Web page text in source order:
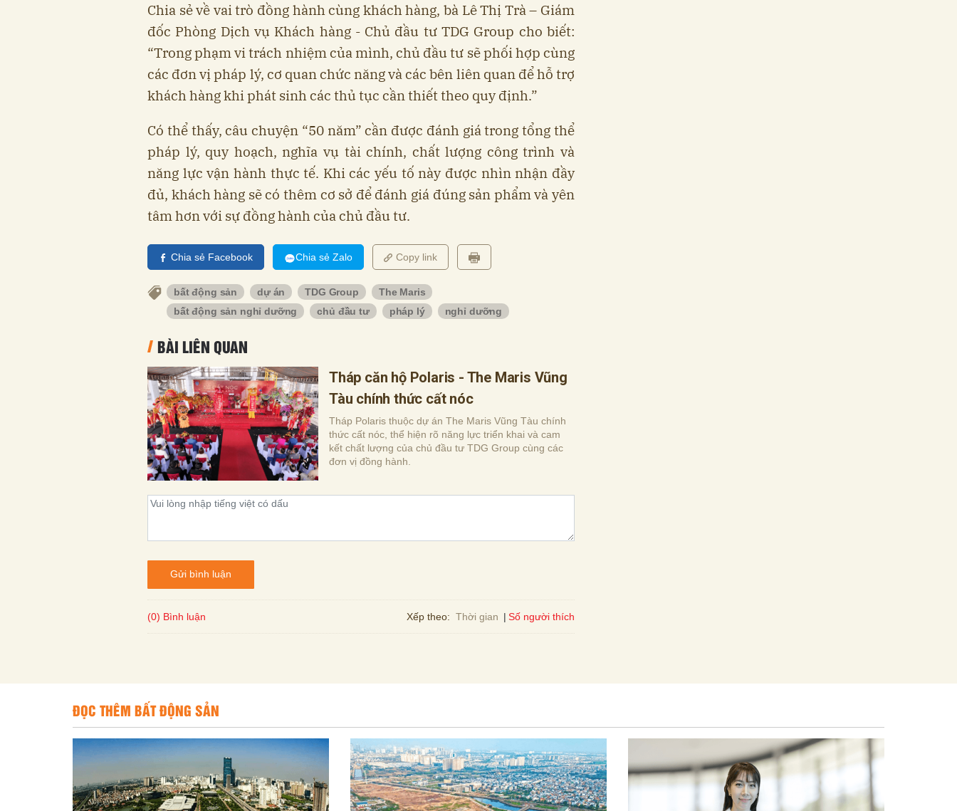
Chia sẻ về vai trò đồng hành cùng khách hàng, bà Lê Thị Trà – Giám
đốc Phòng Dịch vụ Khách hàng - Chủ đầu tư TDG Group cho biết:
“Trong phạm vi trách nhiệm của mình, chủ đầu tư sẽ phối hợp cùng
các đơn vị pháp lý, cơ quan chức năng và các bên liên quan để hỗ trợ
khách hàng khi phát sinh các thủ tục cần thiết theo quy định.”
Có thể thấy, câu chuyện “50 năm” cần được đánh giá trong tổng thể
pháp lý, quy hoạch, nghĩa vụ tài chính, chất lượng công trình và
năng lực vận hành thực tế. Khi các yếu tố này được nhìn nhận đầy
đủ, khách hàng sẽ có thêm cơ sở để đánh giá đúng sản phẩm và yên
tâm hơn với sự đồng hành của chủ đầu tư.
Chia sẻ Facebook Chia sẻ Zalo Copy link
bất động sản dự án TDG Group
The Maris
bất động sản nghỉ dưỡng
chủ đầu tư pháp lý nghỉ dưỡng
BÀI LIÊN QUAN
Tháp căn hộ Polaris - The Maris Vũng
Tàu chính thức cất nóc
Tháp Polaris thuộc dự án The Maris Vũng Tàu chính
thức cất nóc, thể hiện rõ năng lực triển khai và cam
kết chất lượng của chủ đầu tư TDG Group cùng các
đơn vị đồng hành.
Gửi bình luận
(0) Bình luận Xếp theo: Thời gian Số người thích
ĐỌC THÊM BẤT ĐỘNG SẢN